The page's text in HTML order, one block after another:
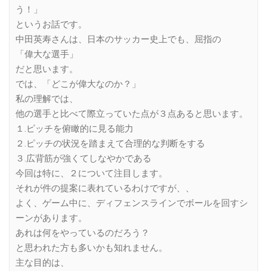
う！」
というお話です。
中田英寿さんは、日本のサッカー史上でも、屈指の
「偉大な選手」
だと思います。
では、「どこが偉大なのか？」
私の理解では、
他の選手と比べて際立っていた点が３点あると思います。
１.ピッチを俯瞰的に見る能力
２.ピッチの状況を踏まえて合理的な判断をする
３.広背筋が強くてしなやかである
今回は特に、２について注目します。
それが件の提案に表れているわけですが、、
よく、ゲーム中に、ディフェンスラインでボールを回すシ
ーンがあります。
あれは何をやっているのだろう？
と思われた方も多いかも知れません。
主な目的は、